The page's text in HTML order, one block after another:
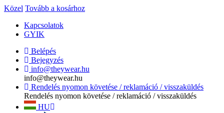
Közel Tovább a kosárhoz
Kapcsolatok
GYIK
Belépés
Bejegyzés
info@theywear.hu
info@theywear.hu
Rendelés nyomon követése / reklamáció / visszaküldés
Rendelés nyomon követése / reklamáció / visszaküldés
HU